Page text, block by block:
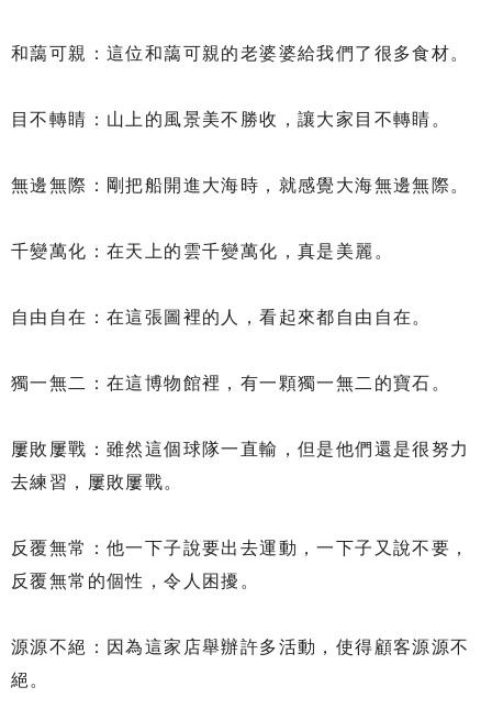
和藹可親：這位和藹可親的老婆婆給我們了很多食材。
目不轉睛：山上的風景美不勝收，讓大家目不轉睛。
無邊無際：剛把船開進大海時，就感覺大海無邊無際。
千變萬化：在天上的雲千變萬化，真是美麗。
自由自在：在這張圖裡的人，看起來都自由自在。
獨一無二：在這博物館裡，有一顆獨一無二的寶石。
屢敗屢戰：雖然這個球隊一直輸，但是他們還是很努力
去練習，屢敗屢戰。
反覆無常：他一下子說要出去運動，一下子又說不要，
反覆無常的個性，令人困擾。
源源不絕：因為這家店舉辦許多活動，使得顧客源源不
絕。